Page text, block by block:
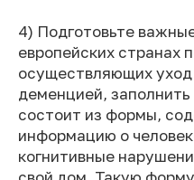
4) Подготовьте
европейских странах
осуществляющих
деменцией,
состоит из формы,
информацию о
когнитивные